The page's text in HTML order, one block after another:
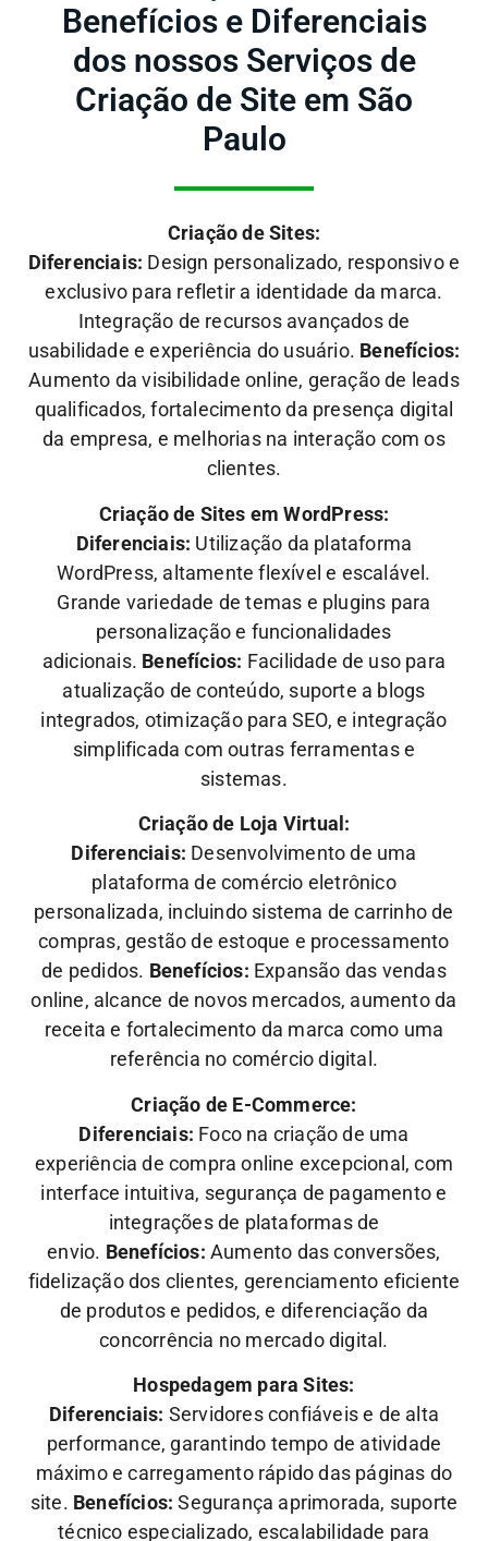
Benefícios e Diferenciais
dos nossos Serviços de
Criação de Site em São
Paulo
Criação de Sites:
Diferenciais: Design personalizado, responsivo e
exclusivo para refletir a identidade da marca.
Integração de recursos avançados de
usabilidade e experiência do usuário. Benefícios:
Aumento da visibilidade online, geração de leads
qualificados, fortalecimento da presença digital
da empresa, e melhorias na interação com os
clientes.
Criação de Sites em WordPress:
Diferenciais: Utilização da plataforma
WordPress, altamente flexível e escalável.
Grande variedade de temas e plugins para
personalização e funcionalidades
adicionais. Benefícios: Facilidade de uso para
atualização de conteúdo, suporte a blogs
integrados, otimização para SEO, e integração
simplificada com outras ferramentas e
sistemas.
Criação de Loja Virtual:
Diferenciais: Desenvolvimento de uma
plataforma de comércio eletrônico
personalizada, incluindo sistema de carrinho de
compras, gestão de estoque e processamento
de pedidos. Benefícios: Expansão das vendas
online, alcance de novos mercados, aumento da
receita e fortalecimento da marca como uma
referência no comércio digital.
Criação de E-Commerce:
Diferenciais: Foco na criação de uma
experiência de compra online excepcional, com
interface intuitiva, segurança de pagamento e
integrações de plataformas de
envio. Benefícios: Aumento das conversões,
fidelização dos clientes, gerenciamento eficiente
de produtos e pedidos, e diferenciação da
concorrência no mercado digital.
Hospedagem para Sites:
Diferenciais: Servidores confiáveis e de alta
performance, garantindo tempo de atividade
máximo e carregamento rápido das páginas do
site. Benefícios: Segurança aprimorada, suporte
técnico especializado, escalabilidade para